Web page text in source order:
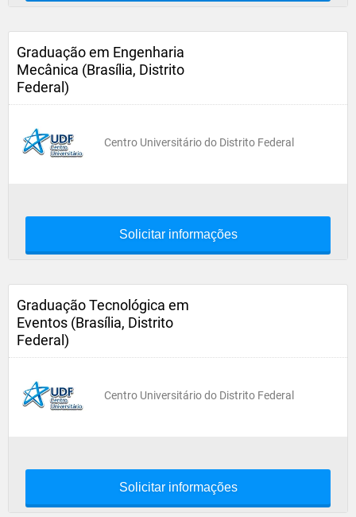
Graduação em Engenharia
Mecânica (Brasília, Distrito
Federal)
Centro Universitário do Distrito Federal
Solicitar informações
Graduação Tecnológica em
Eventos (Brasília, Distrito
Federal)
Centro Universitário do Distrito Federal
Solicitar informações